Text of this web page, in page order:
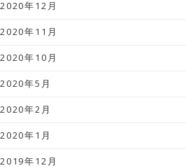
2020年12月
2020年11月
2020年10月
2020年5月
2020年2月
2020年1月
2019年12月